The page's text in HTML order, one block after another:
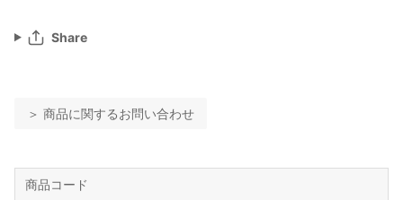
Share
＞ 商品に関するお問い合わせ
商品コード